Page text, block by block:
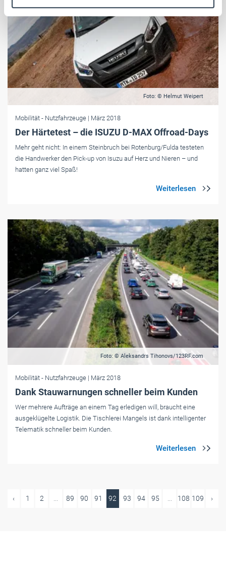
Weitere Informationen:Impressum Datenschutz
Foto: © Helmut Weipert
Mobilität - Nutzfahrzeuge | März 2018
Der Härtetest – die ISUZU D-MAX Offroad-Days
Mehr geht nicht: In einem Steinbruch bei Rotenburg/Fulda testeten
die Handwerker den Pick-up von Isuzu auf Herz und Nieren – und
hatten ganz viel Spaß!
Foto: © Aleksandrs Tihonovs/123RF.com
Mobilität - Nutzfahrzeuge | März 2018
Dank Stauwarnungen schneller beim Kunden
Wer mehrere Aufträge an einem Tag erledigen will, braucht eine
ausgeklügelte Logistik. Die Tischlerei Mangels ist dank intelligenter
Telematik schneller beim Kunden.
‹ 1 2 ... 89 90 91 92 93 94 95 ... 108 109 ›